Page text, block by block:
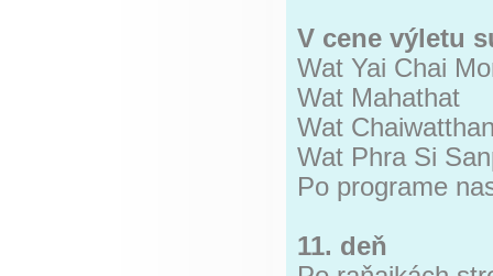
V cene výletu
Wat Yai Chai
Wat Mahathat
Wat
Wat Phra Si
Po programe
11. deň